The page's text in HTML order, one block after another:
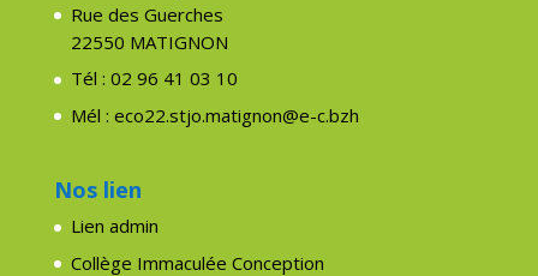
Rue des Guerches
22550 MATIGNON
Tél : 02 96 41 03 10
Mél : eco22.stjo.matignon@e-c.bzh
Nos lien
Lien admin
Collège Immaculée Conception